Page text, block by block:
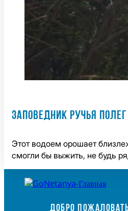
ЗАПОВЕДНИК РУЧЬЯ ПОЛЕГ
Этот водоем орошает
смогли бы выжить, не будь
ДОБРО